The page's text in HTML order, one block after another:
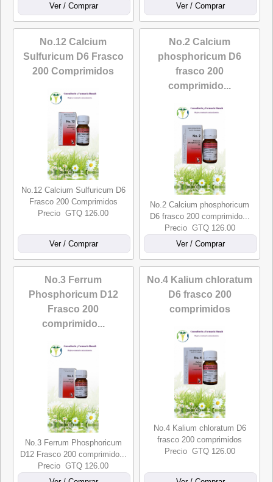
No.12 Calcium
Sulfuricum D6 Frasco
200 Comprimidos
No.12 Calcium Sulfuricum D6
Frasco 200 Comprimidos
Precio GTQ 126.00
No.2 Calcium
phosphoricum D6
frasco 200
comprimido...
No.2 Calcium phosphoricum
D6 frasco 200 comprimido...
Precio GTQ 126.00
No.3 Ferrum
Phosphoricum D12
Frasco 200
comprimido...
No.3 Ferrum Phosphoricum
D12 Frasco 200 comprimido...
Precio GTQ 126.00
No.4 Kalium chloratum
D6 frasco 200
comprimidos
No.4 Kalium chloratum D6
frasco 200 comprimidos
Precio GTQ 126.00